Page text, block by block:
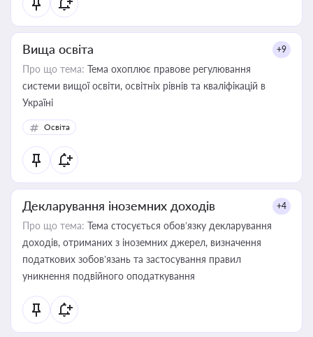
Вища освіта +9
Про що тема: Тема охоплює правове регулювання
системи вищої освіти, освітніх рівнів та кваліфікацій в
Україні
Освіта
Декларування іноземних доходів +4
Про що тема: Тема стосується обов’язку декларування
доходів, отриманих з іноземних джерел, визначення
податкових зобов’язань та застосування правил
уникнення подвійного оподаткування